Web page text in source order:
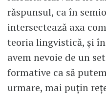
răspunsul, ca în
intersectează axa
teoria lingvistică, și
avem nevoie de un
formative ca să
urmare, mai puțin